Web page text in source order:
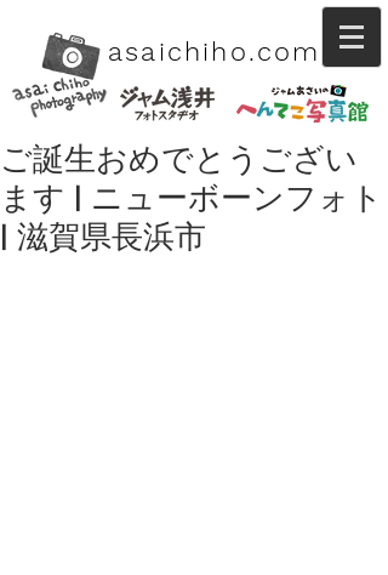
asaichiho.com
ご誕生おめでとうござい
ます | ニューボーンフォト
| 滋賀県長浜市